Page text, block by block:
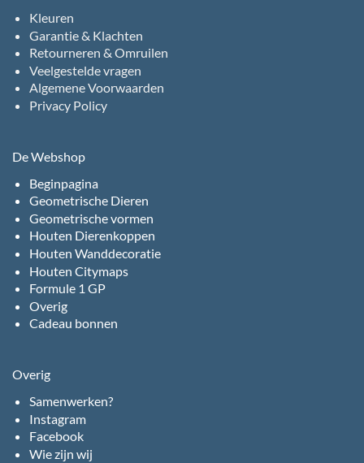
Kleuren
Garantie & Klachten
Retourneren & Omruilen
Veelgestelde vragen
Algemene Voorwaarden
Privacy Policy
De Webshop
Beginpagina
Geometrische Dieren
Geometrische vormen
Houten Dierenkoppen
Houten Wanddecoratie
Houten Citymaps
Formule 1 GP
Overig
Cadeau bonnen
Overig
Samenwerken?
Instagram
Facebook
Wie zijn wij